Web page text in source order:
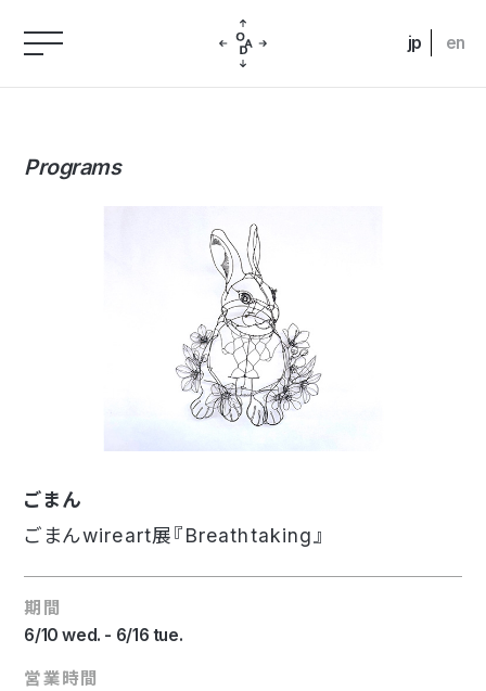
jp en
Programs
ごまん
ごまんwireart展『Breathtaking』
期間
6/10 wed. - 6/16 tue.
営業時間